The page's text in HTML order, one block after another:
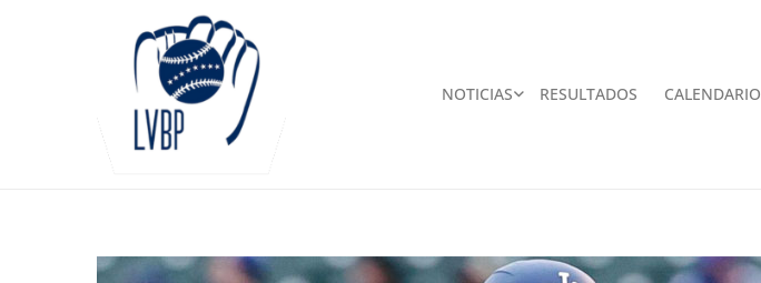
NOTICIAS RESULTADOS CALENDARIO